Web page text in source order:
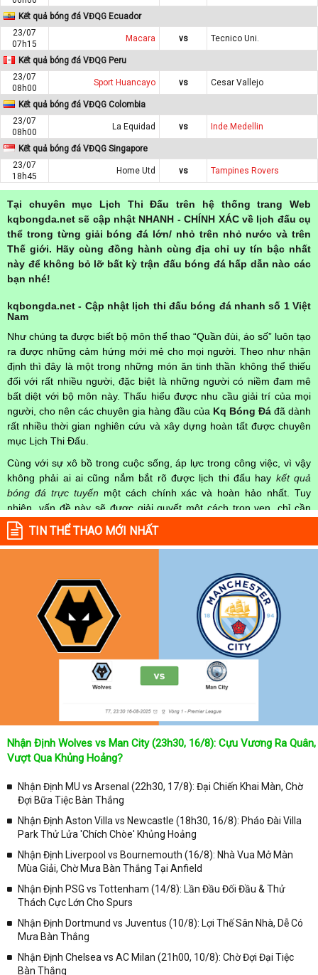
Kết quả bóng đá VĐQG Ecuador
23/07
07h15
Macara vs Tecnico Uni.
Kết quả bóng đá VĐQG Peru
23/07
08h00
Sport Huancayo vs Cesar Vallejo
Kết quả bóng đá VĐQG Colombia
23/07
08h00
La Equidad vs Inde.Medellin
Kết quả bóng đá VĐQG Singapore
23/07
18h45
Home Utd vs Tampines Rovers
Tại chuyên mục Lịch Thi Đấu trên hệ thống trang Web
kqbongda.net sẽ cập nhật NHANH - CHÍNH XÁC về lịch đấu cụ
thể trong từng giải bóng đá lớn/ nhỏ trên nhỏ nước và trên
Thế giới. Hãy cùng đồng hành cùng địa chỉ uy tín bậc nhất
này để không bỏ lỡ bất kỳ trận đấu bóng đá hấp dẫn nào các
bạn nhé!
kqbongda.net - Cập nhật lịch thi đấu bóng đá nhanh số 1 Việt
Nam
Như chúng ta được biết bộ môn thể thao “Quần đùi, áo số” luôn tạo
ra được những cảm hứng mới mẻ cho mọi người. Theo như nhận
định thì đây là một trong những món ăn tinh thần không thể thiếu
đối với rất nhiều người, đặc biệt là những người có niềm đam mê
bất diệt với bộ môn này. Thấu hiểu được nhu cầu giải trí của mọi
người, cho nên các chuyên gia hàng đầu của Kq Bóng Đá đã dành
rất nhiều thời gian nghiên cứu và xây dựng hoàn tất được chuyên
mục Lịch Thi Đấu.
Cùng với sự xô bồ trong cuộc sống, áp lực trong công việc, vì vậy
không phải ai ai cũng nắm bắt rõ được lịch thi đấu hay kết quả
bóng đá trực tuyến một cách chính xác và hoàn hảo nhất. Tuy
nhiên, vấn đề này sẽ được giải quyết một cách trọn vẹn, chỉ cần
truy cập vào chuyên mục
Lịch Thi Đấu
mọi người hoàn toàn nắm rõ được chính xác về thời gian các trận
đấu bóng đá Việt Nam hay trên Thế giới diễn ra trong thời gian sắp
cả 2 đội tuyển bóng đá đang đạt được.
Không chỉ dừng lại ở đó, những người hâm mộ bóng đá có thể cập
nhật được chính xác về lịch phát sóng bóng đá được tường thuật
trực tiếp ở trên những kênh truyền hình thể thao lớn nhất hiện nay
như: VTV3, K+, SCTV, Thể thao TV,... Nếu như bạn không muốn
bỏ lỡ bất kỳ một trận đấu bóng đá nào trong từng mùa giải, hãy
thường xuyên vào chuyên mụcLịch Thi Đấutại chuyên trang
để cập nhật thông tin chính xác nhất nhé!
Lịch thi đấu được cập nhật chính xác trong toàn bộ các giải
Tại Lịch Thi Đấu của chuyên trang kqbongda.net
sẽ cập nhanh
chóng và chính xác nhất thời gian từng trận đấu bóng đá diễn ra ở
trong từng giải đấu như:
✓ Giải đấu bóng đá Ngoại hạng Anh;
✓ Giải bóng Cúp C1 Châu Âu;
✓ Giải VĐQG Tây Ban Nha;
✓ VĐQG Đức;
✓ VĐQG Pháp;
✓ Liên Đoàn Anh;
TIN THỂ THAO MỚI NHẤT
Nhận Định Wolves vs Man City (23h30, 16/8): Cựu Vương Ra Quân,
Vượt Qua Khủng Hoảng?
Nhận Định MU vs Arsenal (22h30, 17/8): Đại Chiến Khai Màn, Chờ
Đợi Bữa Tiệc Bàn Thắng
Nhận Định Aston Villa vs Newcastle (18h30, 16/8): Pháo Đài Villa
Park Thử Lửa 'Chích Chòe' Khủng Hoảng
Nhận Định Liverpool vs Bournemouth (16/8): Nhà Vua Mở Màn
Mùa Giải, Chờ Mưa Bàn Thắng Tại Anfield
Nhận Định PSG vs Tottenham (14/8): Lần Đầu Đối Đầu & Thử
Thách Cực Lớn Cho Spurs
Nhận Định Dortmund vs Juventus (10/8): Lợi Thế Sân Nhà, Dễ Có
Mưa Bàn Thắng
Nhận Định Chelsea vs AC Milan (21h00, 10/8): Chờ Đợi Đại Tiệc
Bàn Thắng